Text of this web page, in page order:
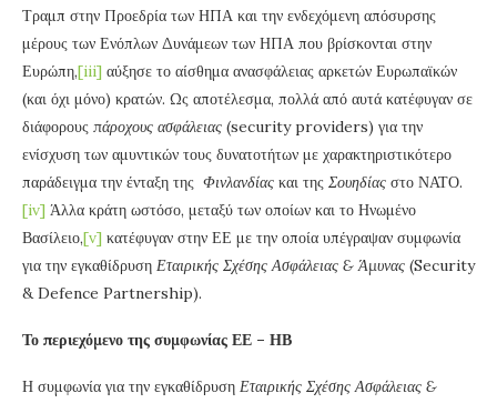
Τραμπ στην Προεδρία των ΗΠΑ και την ενδεχόμενη απόσυρσης
μέρους των Ενόπλων Δυνάμεων των ΗΠΑ που βρίσκονται στην
Ευρώπη,[iii] αύξησε το αίσθημα ανασφάλειας αρκετών Ευρωπαϊκών
(και όχι μόνο) κρατών. Ως αποτέλεσμα, πολλά από αυτά κατέφυγαν σε
διάφορους πάροχους ασφάλειας (security providers) για την
ενίσχυση των αμυντικών τους δυνατοτήτων με χαρακτηριστικότερο
παράδειγμα την ένταξη της Φινλανδίας και της Σουηδίας στο ΝΑΤΟ.
[iv] Άλλα κράτη ωστόσο, μεταξύ των οποίων και το Ηνωμένο
Βασίλειο,[v] κατέφυγαν στην ΕΕ με την οποία υπέγραψαν συμφωνία
για την εγκαθίδρυση Εταιρικής Σχέσης Ασφάλειας & Άμυνας (Security
& Defence Partnership).
Το περιεχόμενο της συμφωνίας ΕΕ – ΗΒ
Η συμφωνία για την εγκαθίδρυση Εταιρικής Σχέσης Ασφάλειας &